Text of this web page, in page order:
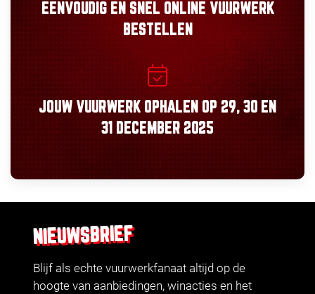
EENVOUDIGEN SNEL ONLINE VUURWERK
BESTELLEN
JOUW VUURWERK OPHALEN OP 29, 30 EN
31 DECEMBER 2025
NIEUWSBRIEF
Blijf als echte vuurwerkfanaat altijd op de
hoogte van aanbiedingen, winacties en het